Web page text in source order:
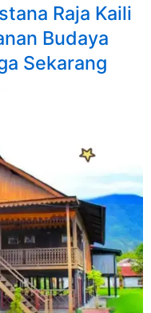
Raja Kaili
Budaya
Sekarang